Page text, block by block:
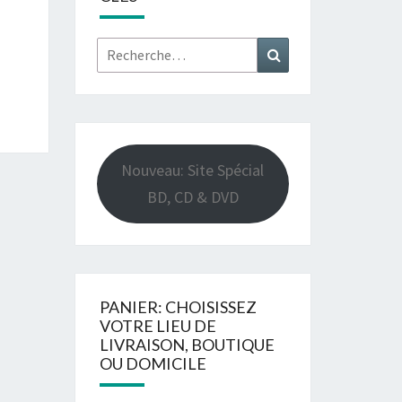
Rechercher :
Nouveau: Site Spécial
BD, CD & DVD
PANIER: CHOISISSEZ
VOTRE LIEU DE
LIVRAISON, BOUTIQUE
OU DOMICILE